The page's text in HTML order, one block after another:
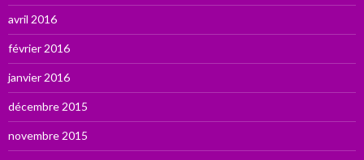
avril 2016
février 2016
janvier 2016
décembre 2015
novembre 2015